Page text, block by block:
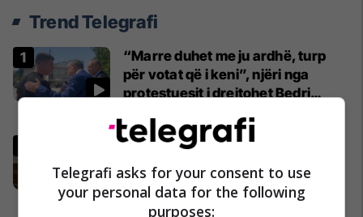
Trend Telegrafi
“Marre duhet me ju ardhë, turp
për votat që i keni”, njëri nga
protestuesit i drejtohet Bedri
Ndërpritet seanca, Kurti nuk
prezanton emër për
kryeparlamentar - kërkon kohë
shtesë për marrëveshje politike
Kosovë
Telegrafi asks for your consent to use
your personal data for the following
purposes: